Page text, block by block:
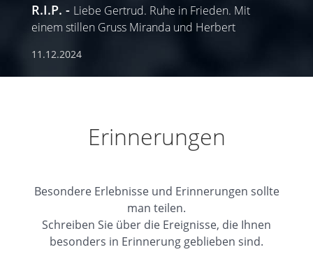
R.I.P.
Liebe Gertrud. Ruhe in Frieden. Mit
einem stillen Gruss Miranda und Herbert
11.12.2024
Erinnerungen
Besondere Erlebnisse und Erinnerungen sollte
man teilen.
Schreiben Sie über die Ereignisse, die Ihnen
besonders in Erinnerung geblieben sind.